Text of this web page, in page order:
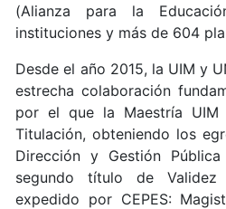
(Alianza para la
instituciones y más de 604
Desde el año 2015, la UIM y
estrecha colaboración
por el que la Maestría
Titulación, obteniendo los
Dirección y Gestión
segundo título de
expedido por CEPES: